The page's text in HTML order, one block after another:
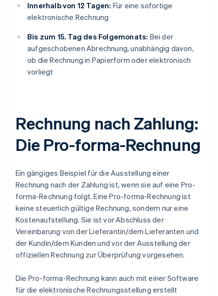
Innerhalb von 12 Tagen: Für eine sofortige
elektronische Rechnung
Bis zum 15. Tag des Folgemonats: Bei der
aufgeschobenen Abrechnung, unabhängig davon,
ob die Rechnung in Papierform oder elektronisch
vorliegt
Rechnung nach Zahlung:
Die Pro-forma-Rechnung
Ein gängiges Beispiel für die Ausstellung einer
Rechnung nach der Zahlung ist, wenn sie auf eine Pro-
forma-Rechnung folgt. Eine Pro-forma-Rechnung ist
keine steuerlich gültige Rechnung, sondern nur eine
Kostenaufstellung. Sie ist vor Abschluss der
Vereinbarung von der Lieferantin/dem Lieferanten und
der Kundin/dem Kunden und vor der Ausstellung der
offiziellen Rechnung zur Überprüfung vorgesehen.
Die Pro-forma-Rechnung kann auch mit einer Software
für die elektronische Rechnungsstellung erstellt